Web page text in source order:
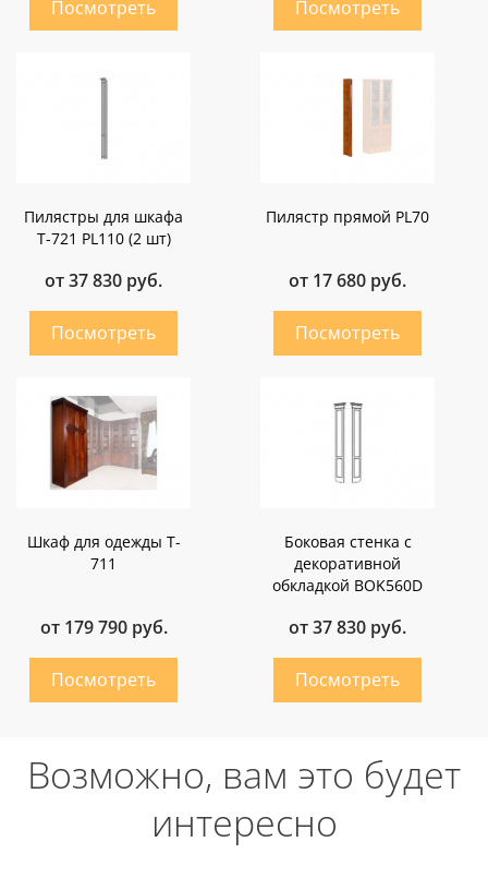
Пилястры для шкафа
T-721 PL110 (2 шт)
от 37 830 руб.
Пилястр прямой PL70
от 17 680 руб.
Шкаф для одежды T-
711
от 179 790 руб.
Боковая стенка c
декоративной
обкладкой BOK560D
от 37 830 руб.
Возможно, вам это будет
интересно